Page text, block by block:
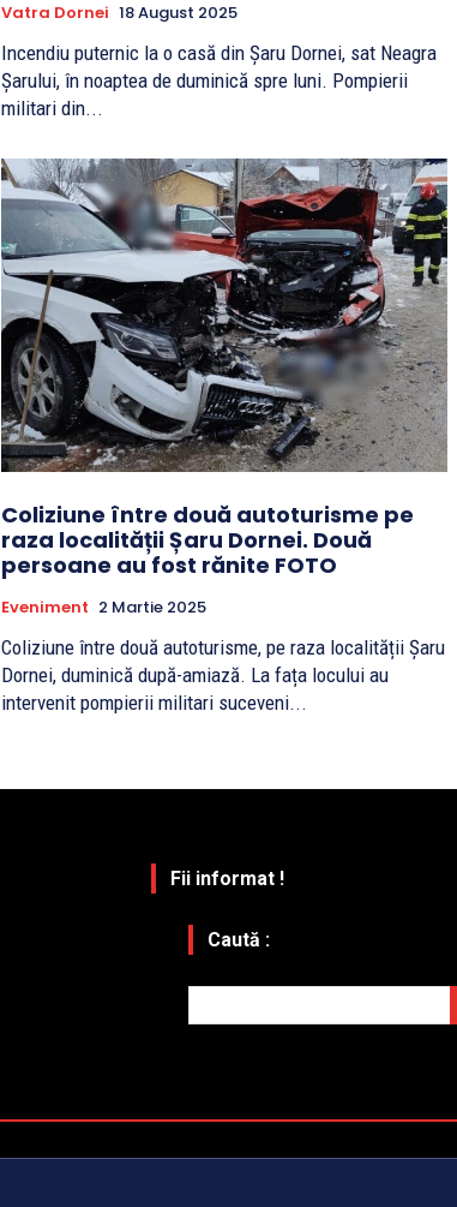
Vatra Dornei 18 August 2025
Incendiu puternic la o casă din Șaru Dornei, sat Neagra
Șarului, în noaptea de duminică spre luni. Pompierii
militari din...
Coliziune între două autoturisme pe
raza localității Șaru Dornei. Două
persoane au fost rănite FOTO
Eveniment 2 Martie 2025
Coliziune între două autoturisme, pe raza localității Șaru
Dornei, duminică după-amiază. La fața locului au
intervenit pompierii militari suceveni...
Fii informat !
Caută :